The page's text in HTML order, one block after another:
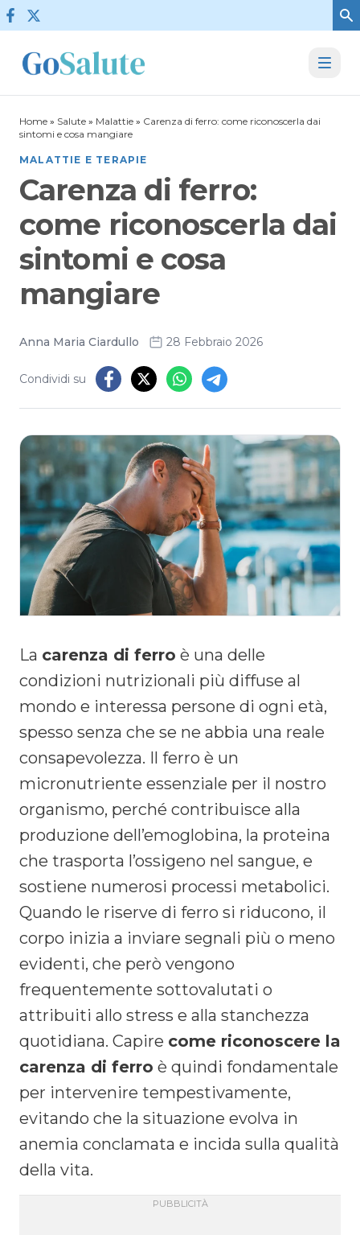
Vai al contenuto
Home » Salute » Malattie » Carenza di ferro: come riconoscerla dai
sintomi e cosa mangiare
MALATTIE E TERAPIE
Carenza di ferro:
come riconoscerla dai
sintomi e cosa
mangiare
Anna Maria Ciardullo 28 Febbraio 2026
Condividi su
La carenza di ferro è una delle
condizioni nutrizionali più diffuse al
mondo e interessa persone di ogni età,
spesso senza che se ne abbia una reale
consapevolezza. Il ferro è un
micronutriente essenziale per il nostro
organismo, perché contribuisce alla
produzione dell’emoglobina, la proteina
che trasporta l’ossigeno nel sangue, e
sostiene numerosi processi metabolici.
Quando le riserve di ferro si riducono, il
corpo inizia a inviare segnali più o meno
evidenti, che però vengono
frequentemente sottovalutati o
attribuiti allo stress e alla stanchezza
quotidiana. Capire come riconoscere la
carenza di ferro è quindi fondamentale
per intervenire tempestivamente,
evitando che la situazione evolva in
anemia conclamata e incida sulla qualità
della vita.